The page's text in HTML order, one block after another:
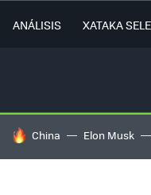
ANÁLISIS XATAKA
HOY SE HABLA DE
China Elon Musk